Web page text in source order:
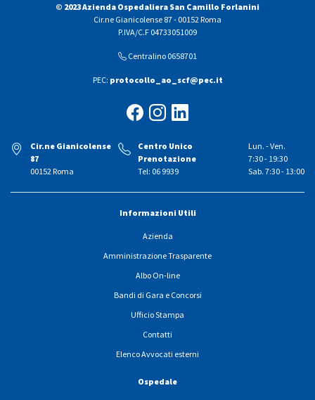
© 2023 Azienda Ospedaliera San Camillo Forlanini
Cir.ne Gianicolense 87 - 00152 Roma
P.IVA/C.F 04733051009
Centralino 0658701
PEC: protocollo_ao_scf@pec.it
Cir.ne Gianicolense
87
00152 Roma
Centro Unico
Prenotazione
Tel: 06 9939
Lun. - Ven.
7:30 - 19:30
Sab. 7:30 - 13:00
Informazioni Utili
Azienda
Amministrazione Trasparente
Albo On-line
Bandi di Gara e Concorsi
Ufficio Stampa
Contatti
Elenco Avvocati esterni
Ospedale